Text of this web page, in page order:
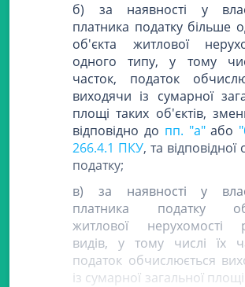
б) за наявності у
платника податку більше
об'єкта житлової
одного типу, у тому
часток, податок
виходячи із сумарної
площі таких об'єктів,
відповідно до пп. "а"або
266.4.1 ПКУ, та відповідної
податку;
в) за наявності у
платника податку
житлової нерухомості
видів, у тому числі їх
податок обчислюється
із сумарної загальної